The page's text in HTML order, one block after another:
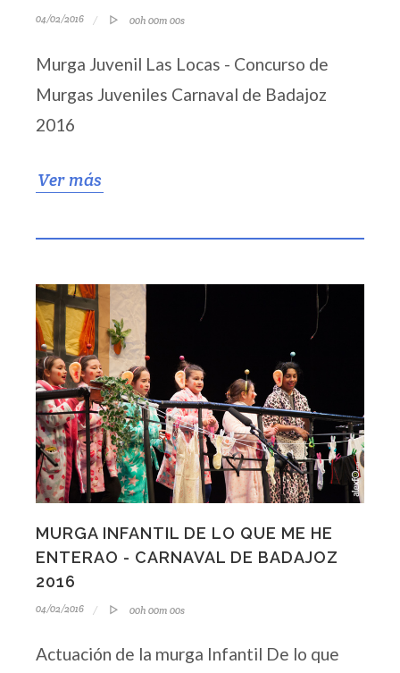
04/02/2016 00h 00m 00s
Murga Juvenil Las Locas - Concurso de
Murgas Juveniles Carnaval de Badajoz
2016
Ver más
MURGA INFANTIL DE LO QUE ME HE
ENTERAO - CARNAVAL DE BADAJOZ
2016
04/02/2016 00h 00m 00s
Actuación de la murga Infantil De lo que